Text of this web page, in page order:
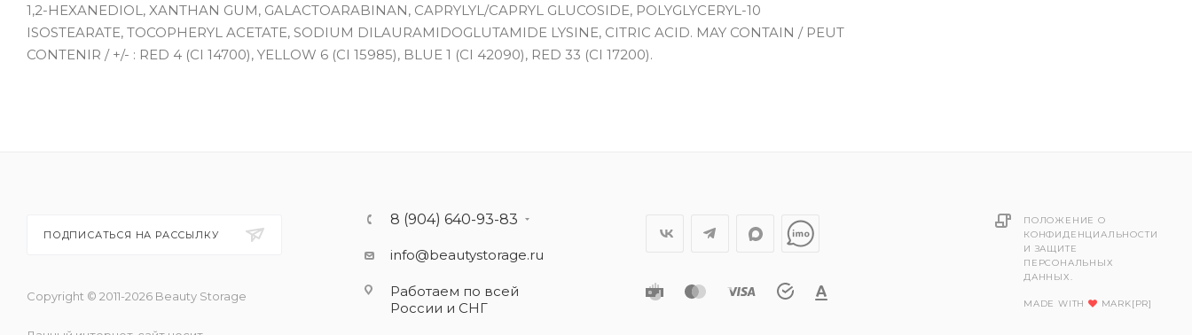
1,2-HEXANEDIOL, XANTHAN GUM, GALACTOARABINAN, CAPRYLYL/CAPRYL GLUCOSIDE, POLYGLYCERYL-10
ISOSTEARATE, TOCOPHERYL ACETATE, SODIUM DILAURAMIDOGLUTAMIDE LYSINE, CITRIC ACID. MAY CONTAIN / PEUT
CONTENIR / +/- : RED 4 (CI 14700), YELLOW 6 (CI 15985), BLUE 1 (CI 42090), RED 33 (CI 17200).
ПОДПИСАТЬСЯ НА РАССЫЛКУ
Copyright © 2011-2026 Beauty Storage
8 (904) 640-93-83
info@beautystorage.ru
Работаем по всей
России и СНГ
ПОЛОЖЕНИЕ О
КОНФИДЕНЦИАЛЬНОСТИ
И ЗАЩИТЕ
ПЕРСОНАЛЬНЫХ
ДАННЫХ.
MADE WITH MARK[PR]